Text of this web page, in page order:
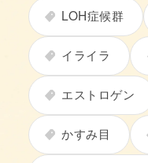
LOH症候群
イライラ
エストロゲン
かすみ目